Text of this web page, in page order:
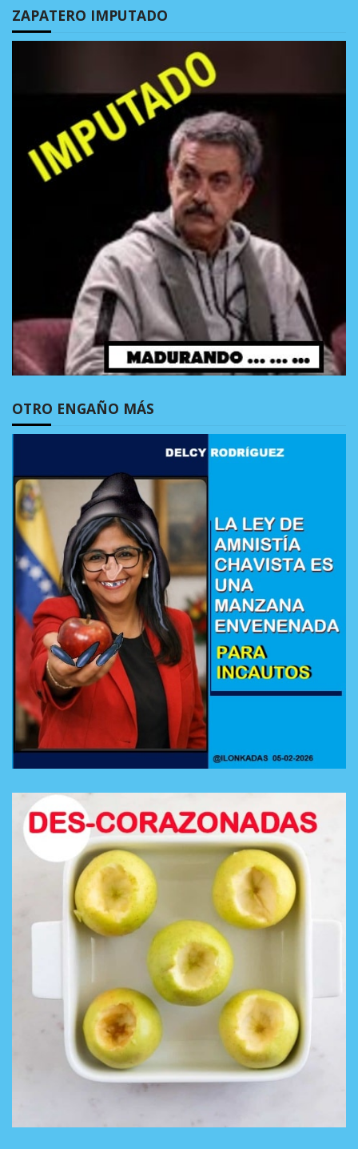
ZAPATERO IMPUTADO
OTRO ENGAÑO MÁS